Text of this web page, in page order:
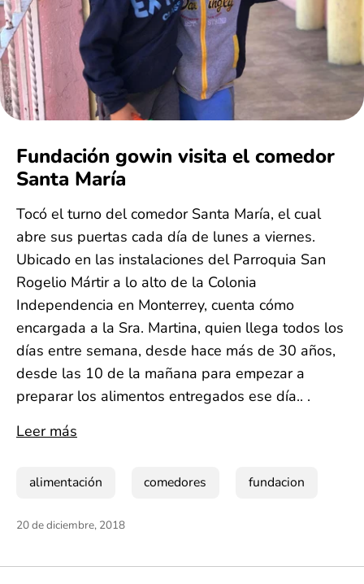
Fundación gowin visita el comedor
Santa María
Tocó el turno del comedor Santa María, el cual
abre sus puertas cada día de lunes a viernes.
Ubicado en las instalaciones del Parroquia San
Rogelio Mártir a lo alto de la Colonia
Independencia en Monterrey, cuenta cómo
encargada a la Sra. Martina, quien llega todos los
días entre semana, desde hace más de 30 años,
desde las 10 de la mañana para empezar a
preparar los alimentos entregados ese día.. .
Leer más
alimentación comedores fundacion
20 de diciembre, 2018